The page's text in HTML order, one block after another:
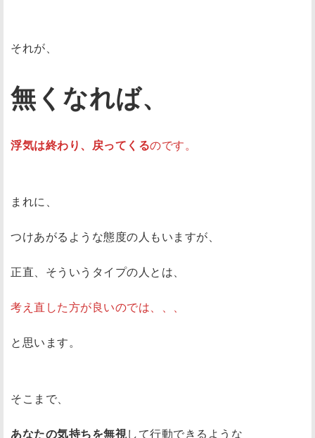
それが、
無くなれば、
浮気は終わり、戻ってくるのです。
まれに、
つけあがるような態度の人もいますが、
正直、そういうタイプの人とは、
考え直した方が良いのでは、、、
と思います。
そこまで、
あなたの気持ちを無視して行動できるような